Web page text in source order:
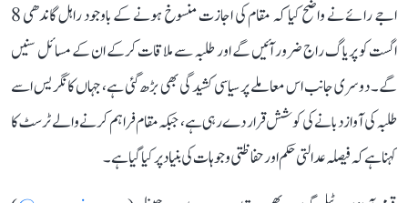
اجے رائے نے واضح کیا کہ مقام کی اجازت منسوخ ہونے کے باوجود راہل گاندھی 8
اگست کو پریاگ راج ضرور آئیں گے اور طلبہ سے ملاقات کرکے ان کے مسائل سنیں
گے۔ دوسری جانب اس معاملے پر سیاسی کشیدگی بھی بڑھ گئی ہے، جہاں کانگریس اسے
طلبہ کی آواز دبانے کی کوشش قرار دے رہی ہے، جبکہ مقام فراہم کرنے والے ٹرسٹ کا
کہنا ہے کہ فیصلہ عدالتی حکم اور حفاظتی وجوہات کی بنیاد پر کیا گیا ہے۔